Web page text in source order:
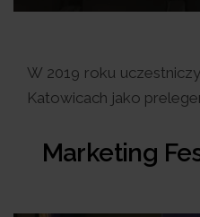
W 2019 roku
Katowicach jako
Marketing